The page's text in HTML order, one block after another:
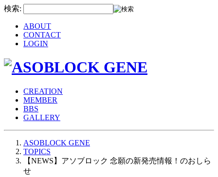
検索:
ABOUT
CONTACT
LOGIN
CREATION
MEMBER
BBS
GALLERY
ASOBLOCK GENE
TOPICS
【NEWS】アソブロック 念願の新発売情報！のおしら
せ